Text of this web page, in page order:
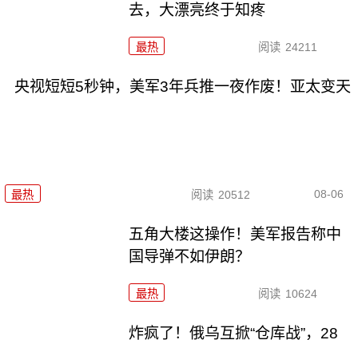
去，大漂亮终于知疼
最热 阅读 24211
央视短短5秒钟，美军3年兵推一夜作废！亚太变天
最热 阅读 20512 08-06
五角大楼这操作！美军报告称中
国导弹不如伊朗？
最热 阅读 10624
炸疯了！俄乌互掀“仓库战”，28